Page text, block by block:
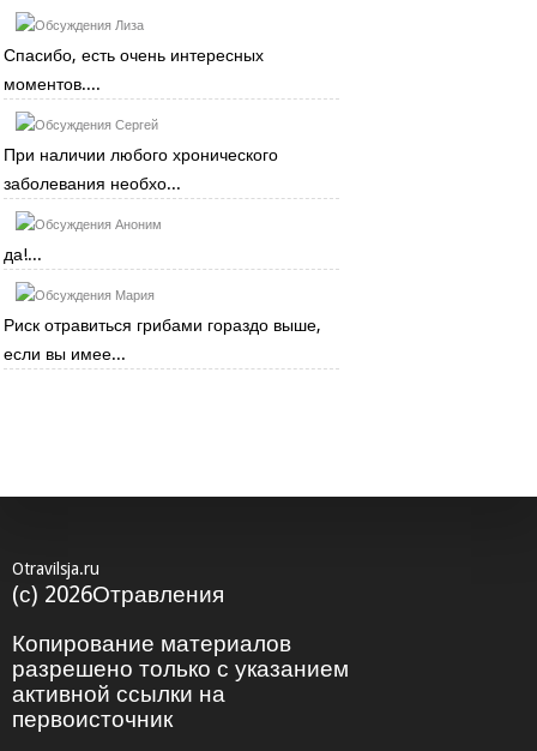
Лиза
Спасибо, есть очень интересных
моментов....
Сергей
При наличии любого хронического
заболевания необхо...
Аноним
да!...
Мария
Риск отравиться грибами гораздо выше,
если вы имее...
Otravilsja.ru
(с) 2026Отравления
Копирование материалов
разрешено только с указанием
активной ссылки на
первоисточник